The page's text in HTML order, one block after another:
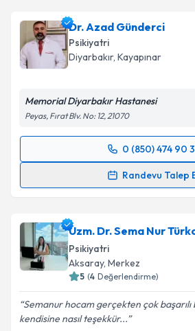
Dr. Azad Günderci
Psikiyatri
Diyarbakır, Kayapınar
Memorial Diyarbakır Hastanesi
Peyas, Fırat Blv. No: 12, 21070
0 (850) 474 90
Randevu Talep
Randevu Takvimi Talebi
takvim hazırlandığında e-posta
E-posta Adresiniz
Kişisel verilerimin işlenmesine
Uzm. Dr. Sema Nur
Psikiyatri
Aksaray, Merkez
5 (4 Değerlendirme)
Semanur hocam gerçekten çok
kendisine nasıl teşekkür...